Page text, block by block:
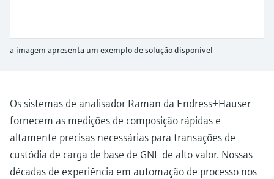
Find product-specific information and
documentation
Find spare parts by product root, order code,
or serial number
Comprar tudo
Comprar tudo
a imagem apresenta um exemplo de solução disponível
Os sistemas de analisador Raman da Endress+Hauser
fornecem as medições de composição rápidas e
altamente precisas necessárias para transações de
custódia de carga de base de GNL de alto valor. Nossas
décadas de experiência em automação de processo nos